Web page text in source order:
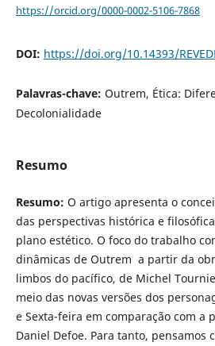
https://orcid.org/0000-0002-5106-7868
DOI: https://doi.org/10.14393/
Palavras-chave: Outrem, Ética:
Decolonialidade
Resumo
Resumo: O artigo apresenta o
das perspectivas histórica e
plano estético. O foco do trabalho
dinâmicas de Outrem a partir da
limbos do pacífico, de Michel
meio das novas versões dos
e Sexta-feira em comparação com a
Daniel Defoe. Para tanto, pensamos